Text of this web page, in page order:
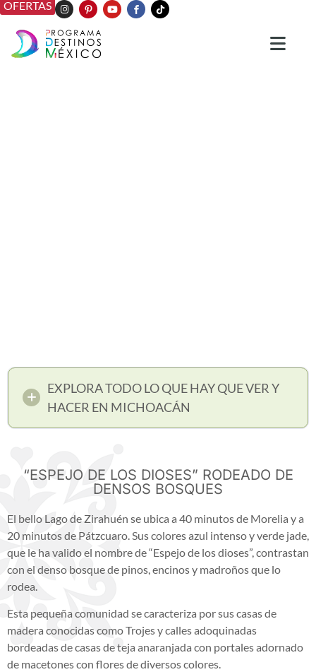
OFERTAS
EXPLORA TODO LO QUE HAY QUE VER Y
HACER EN MICHOACÁN
“ESPEJO DE LOS DIOSES” RODEADO DE
DENSOS BOSQUES
El bello Lago de Zirahuén se ubica a 40 minutos de Morelia y a
20 minutos de Pátzcuaro. Sus colores azul intenso y verde jade,
que le ha valido el nombre de “Espejo de los dioses”, contrastan
con el denso bosque de pinos, encinos y madroños que lo
rodea.
Esta pequeña comunidad se caracteriza por sus casas de
madera conocidas como Trojes y calles adoquinadas
bordeadas de casas de teja anaranjada con portales adornado
de macetones con flores de diversos colores.